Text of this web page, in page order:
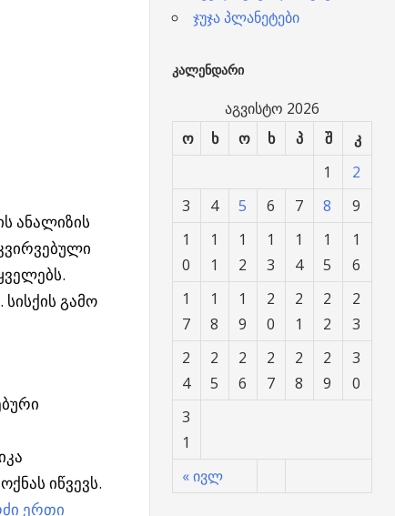
ანალიზის
გამო
იწვევს.
ერთი
ჯუჯა პლანეტები
ᲙᲐᲚᲔᲜᲓᲐᲠᲘ
აგვისტო 2026
ო
ხ ო ხ პ შ კ
« ივლ
1
2
3
4 5 6 7 8
9
1
0
1
1
1
2
1
3
1
4
1
5
1
6
1
7
1
8
1
9
2
0
2
1
2
2
2
3
2
4
2
5
2
6
2
7
2
8
2
9
3
0
3
1